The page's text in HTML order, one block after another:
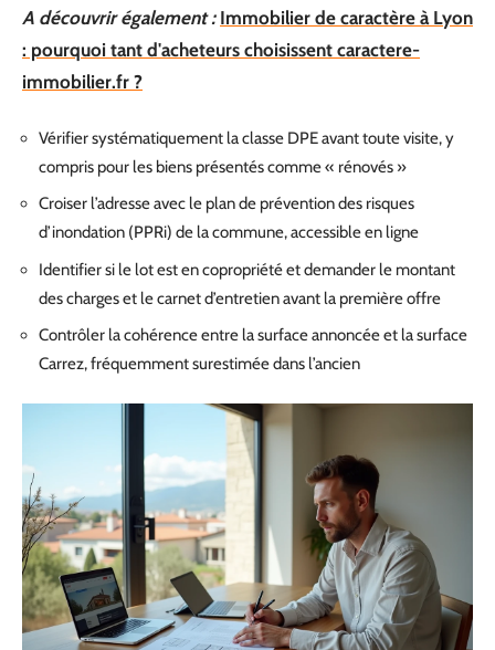
A découvrir également : Immobilier de caractère à Lyon
: pourquoi tant d'acheteurs choisissent caractere-
immobilier.fr ?
Vérifier systématiquement la classe DPE avant toute visite, y
compris pour les biens présentés comme « rénovés »
Croiser l’adresse avec le plan de prévention des risques
d’inondation (PPRi) de la commune, accessible en ligne
Identifier si le lot est en copropriété et demander le montant
des charges et le carnet d’entretien avant la première offre
Contrôler la cohérence entre la surface annoncée et la surface
Carrez, fréquemment surestimée dans l’ancien